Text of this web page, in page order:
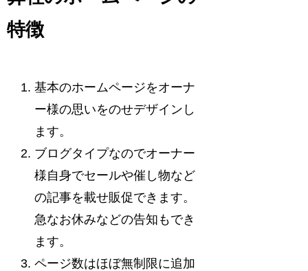
特徴
基本のホームページをオーナ
ー様の思いをのせデザインし
ます。
ブログタイプなのでオーナー
様自身でセールや催し物など
の記事を載せ販促できます。
急なお休みなどの告知もでき
ます。
ページ数はほぼ無制限に追加